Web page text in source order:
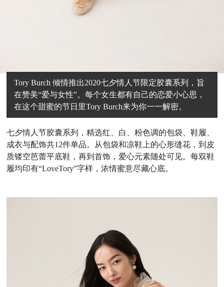
Tory Burch 倾情推出2020七夕情人节限定胶囊系列，旨
在赞美“爱与女性”。每个女生都有自己的恋爱小心思，
在这个甜蜜的节日里Tory Burch来为你一一解密。
七夕情人节胶囊系列，精选红、白、粉色调的包袋、鞋履、
成衣与配饰共12件单品。从包袋和凉鞋上的心形缝花，到皮
质镂空芭蕾平底鞋，再到首饰，爱心元素随处可见。每双鞋
履均印有“LoveTory”字样，浓情蜜意尽藏心底。